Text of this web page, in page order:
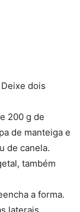
dois
200 g de
de manteiga e
de canela.
também
a forma.